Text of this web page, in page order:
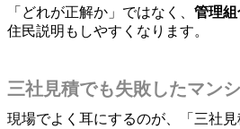
「どれが正解か」ではなく、 管理
住民説明もしやすくなります。
三社見積でも失敗したマン
現場でよく耳にするのが、「三社